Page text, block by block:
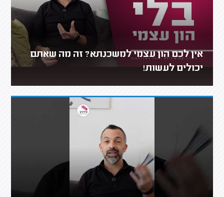
אין לכם הון עצמי למשכנתא? זה מה שאתם
יכולים לעשות!